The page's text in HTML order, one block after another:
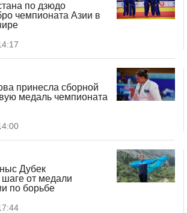
по дзюдо
чемпионата Азии в
принесла сборной
медаль чемпионата
Дубек
шаге от медали
по борьбе